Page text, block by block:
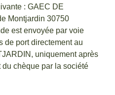
: GAEC DE
Montjardin 30750
est envoyée par voie
de port directement au
uniquement après
chèque par la société